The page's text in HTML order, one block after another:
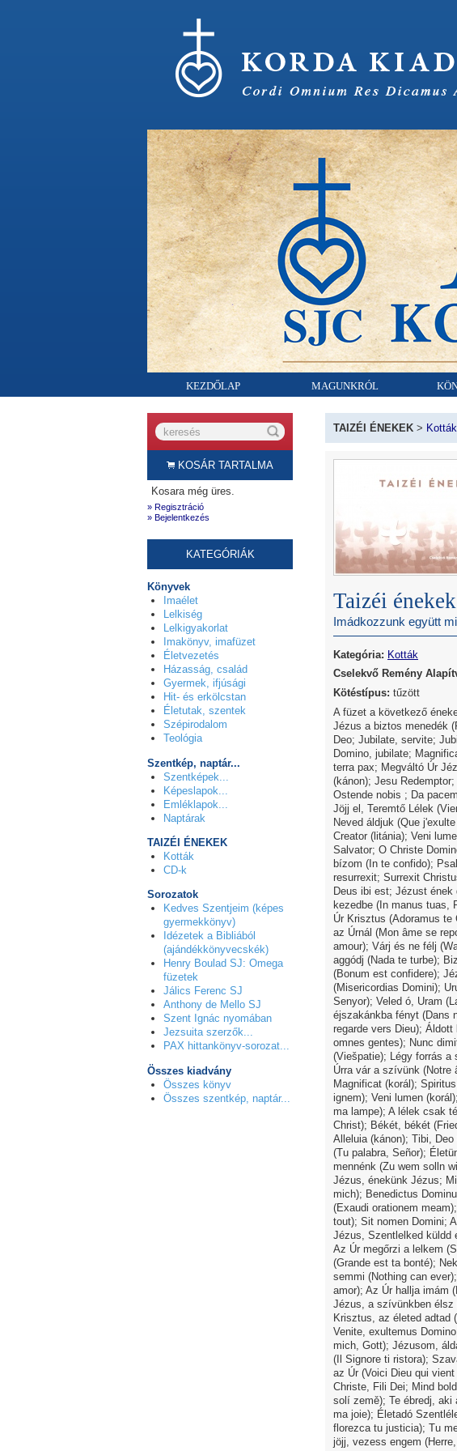
KEZDŐLAP MAGUNKRÓL
KOSÁR TARTALMA
Kosara még üres.
» Regisztráció
» Bejelentkezés
KATEGÓRIÁK
Könyvek
Imaélet
Lelkiség
Lelkigyakorlat
Imakönyv, imafüzet
Életvezetés
Házasság, család
Gyermek, ifjúsági
Hit- és erkölcstan
Életutak, szentek
Szépirodalom
Teológia
Szentkép, naptár...
Szentképek...
Képeslapok...
Emléklapok...
Naptárak
TAIZÉI ÉNEKEK
Kották
CD-k
Sorozatok
Kedves Szentjeim (képes
gyermekkönyv)
Idézetek a Bibliából
(ajándékkönyvecskék)
Henry Boulad SJ: Omega
füzetek
Jálics Ferenc SJ
Anthony de Mello SJ
Szent Ignác nyomában
Jezsuita szerzők...
PAX hittankönyv-sorozat...
Összes kiadvány
Összes könyv
Összes szentkép, naptár...
TAIZÉI ÉNEKEK > Kották
Taizéi
Imádkozzunk együtt
Kategória: Kották
Cselekvő Remény
Kötéstípus: tűzött
A füzet a következő
Jézus a biztos menedék
Deo; Jubilate, servite;
Domino, jubilate;
terra pax; Megváltó Úr
(kánon); Jesu
Ostende nobis ; Da
Jöjj el, Teremtő Lélek
Neved áldjuk (Que
Creator (litánia); Veni
Salvator; O Christe
bízom (In te confido);
resurrexit; Surrexit
Deus ibi est; Jézust ének
kezedbe (In manus tuas,
Úr Krisztus (Adoramus
az Úrnál (Mon âme se
amour); Várj és ne félj
aggódj (Nada te turbe);
(Bonum est confidere);
(Misericordias Domini);
Senyor); Veled ó, Uram
éjszakánkba fényt (Dans
regarde vers Dieu);
omnes gentes); Nunc
(Viešpatie); Légy forrás a
Úrra vár a szívünk (Notre
Magnificat (korál);
ignem); Veni lumen
ma lampe); A lélek csak
Christ); Békét, békét
Alleluia (kánon); Tibi,
(Tu palabra, Señor);
mennénk (Zu wem solln
Jézus, énekünk Jézus;
mich); Benedictus
(Exaudi orationem
tout); Sit nomen Domini;
Jézus, Szentlelked küldd
Az Úr megőrzi a lelkem
(Grande est ta bonté);
semmi (Nothing can
amor); Az Úr hallja imám
Jézus, a szívünkben élsz
Krisztus, az életed adtad
Venite, exultemus
mich, Gott); Jézusom,
(Il Signore ti ristora);
az Úr (Voici Dieu qui
Christe, Fili Dei; Mind
solí země); Te ébredj, aki
ma joie); Életadó
florezca tu justicia); Tu
jöjj, vezess engem